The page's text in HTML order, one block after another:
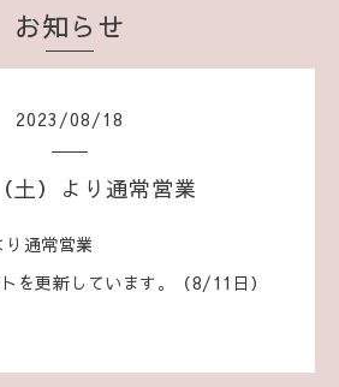
お知らせ
2023 /08/18
土）より通常営業
通常営業
を更新しています。（8/11日）